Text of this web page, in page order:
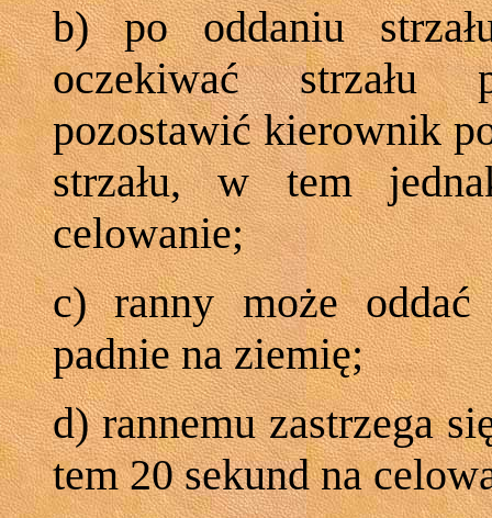
b) po oddaniu
oczekiwać strzału
pozostawić kierownik
strzału, w tem
celowanie;
c) ranny może oddać
padnie na ziemię;
d) rannemu zastrzega
tem 20 sekund na